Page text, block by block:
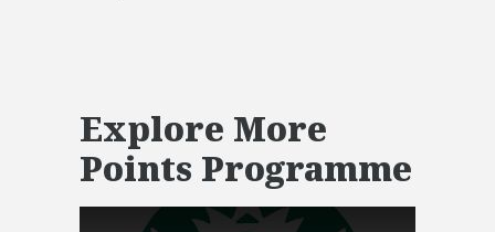
Explore More
Points Programme